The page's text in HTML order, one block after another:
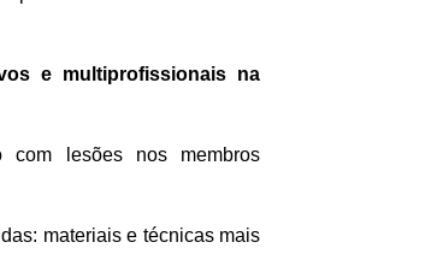
e multiprofissionais na
lesões nos membros
materiais e técnicas mais